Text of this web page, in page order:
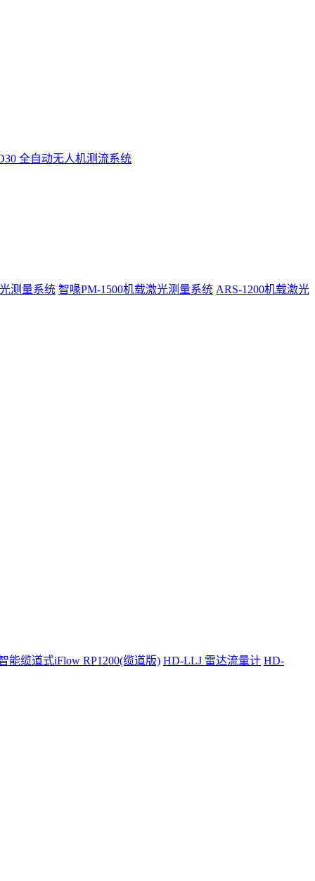
全自动无人机测流系统
测量系统 智喙PM-1500机载激光测量系统 ARS-1200机载激光
能缆道式iFlow RP1200(缆道版) HD-LLJ 雷达流量计 HD-